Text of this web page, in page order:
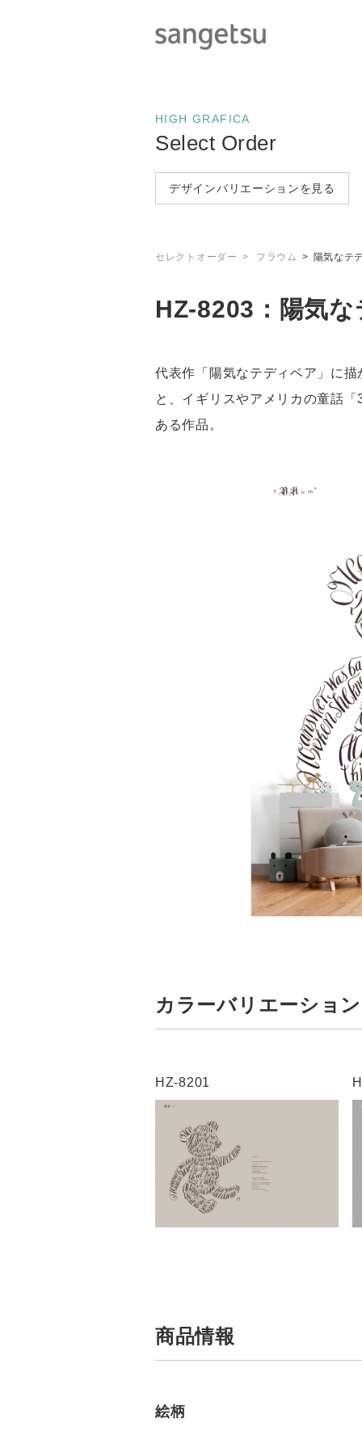
HIGH GRAFICA
Select Order
デザインバリエーションを見る
セレクトオーダー フラウム 陽気なテ
HZ-8203：陽気
代表作「陽気なテディベア」に
と、イギリスやアメリカの童話
ある作品。
カラーバリエーション
HZ-8201
商品情報
絵柄